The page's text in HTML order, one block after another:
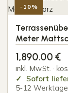
-10%
Meter
1,890.00 €
inkl. MwSt. ·
Sofort
5-12 Werktage